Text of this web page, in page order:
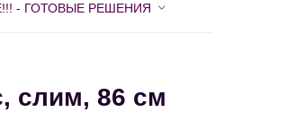
- ГОТОВЫЕ РЕШЕНИЯ
слим, 86 см